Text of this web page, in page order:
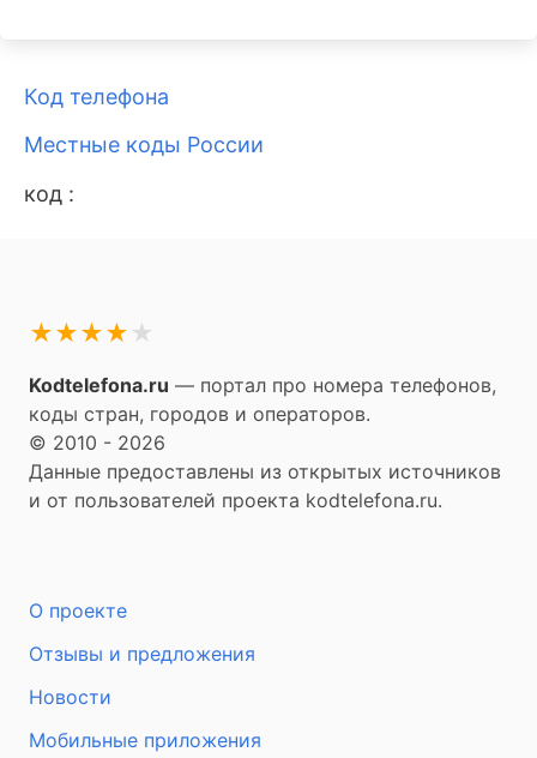
Код телефона
Местные коды России
код :
★
★
★
★
★
Kodtelefona.ru — портал про номера телефонов,
коды стран, городов и операторов.
© 2010 - 2026
Данные предоставлены из открытых источников
и от пользователей проекта kodtelefona.ru.
О проекте
Отзывы и предложения
Новости
Мобильные приложения